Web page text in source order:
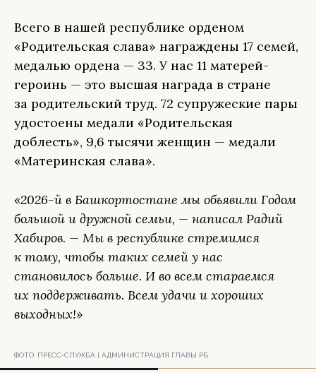
Всего в нашей республике орденом
«Родительская слава» награждены 17 семей,
медалью ордена — 33. У нас 11 матерей-
героинь — это высшая награда в стране
за родительский труд. 72 супружеские пары
удостоены медали «Родительская
доблесть», 9,6 тысячи женщин — медали
«Материнская слава».
«2026-й в Башкортостане мы объявили Годом
большой и дружной семьи, — написал Радий
Хабиров. — Мы в республике стремимся
к тому, чтобы таких семей у нас
становилось больше. И во всем стараемся
их поддерживать. Всем удачи и хороших
выходных!»
ФОТО: ПРЕСС-СЛУЖБА | АДМИНИСТРАЦИЯ ГЛАВЫ РБ